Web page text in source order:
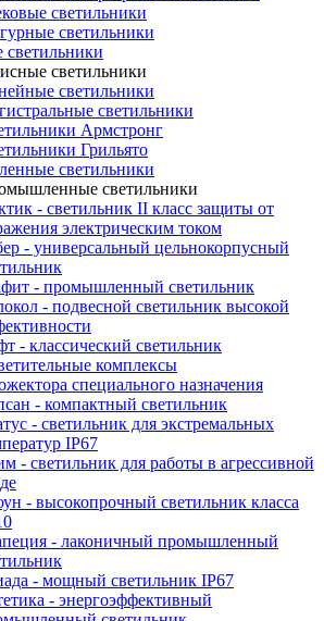
светильники
светильники
светильники
светильники
светильники
Армстронг
Грильято
светильники
светильники
- светильник II класс защиты от
электрическим током
- универсальный цельнокорпусный
- промышленный светильник
- подвесной светильник высокой
- классический светильник
комплексы
специального назначения
- компактный светильник
- светильник для экстремальных
IP67
- светильник для работы в агрессивной
- высокопрочный светильник класса
- лаконичный промышленный
- мощный светильник IP67
- энергоэффективный